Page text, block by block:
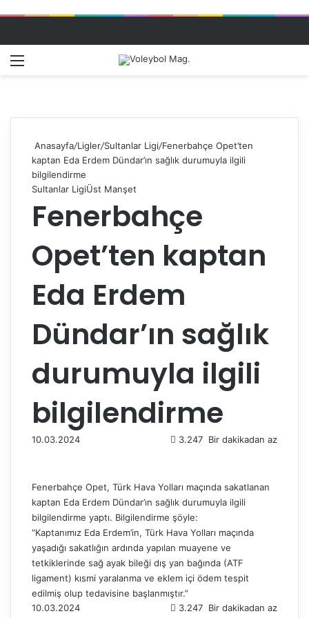
Anasayfa/Ligler/Sultanlar Ligi/Fenerbahçe Opet’ten
kaptan Eda Erdem Dündar’ın sağlık durumuyla ilgili
bilgilendirme
Sultanlar LigiÜst Manşet
Fenerbahçe
Opet’ten kaptan
Eda Erdem
Dündar’ın sağlık
durumuyla ilgili
bilgilendirme
10.03.2024 3.247 Bir dakikadan az
Fenerbahçe Opet, Türk Hava Yolları maçında sakatlanan
kaptan Eda Erdem Dündar’ın sağlık durumuyla ilgili
bilgilendirme yaptı. Bilgilendirme şöyle:
“Kaptanımız Eda Erdem’in, Türk Hava Yolları maçında
yaşadığı sakatlığın ardında yapılan muayene ve
tetkiklerinde sağ ayak bileği dış yan bağında (ATF
ligament) kısmi yaralanma ve eklem içi ödem tespit
edilmiş olup tedavisine başlanmıştır.”
10.03.2024
3.247 Bir dakikadan az